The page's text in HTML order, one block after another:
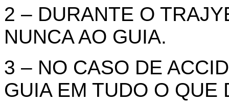
2 – DURANTE O
NUNCA AO GUIA.
3 – NO CASO DE
GUIA EM TUDO O QUE